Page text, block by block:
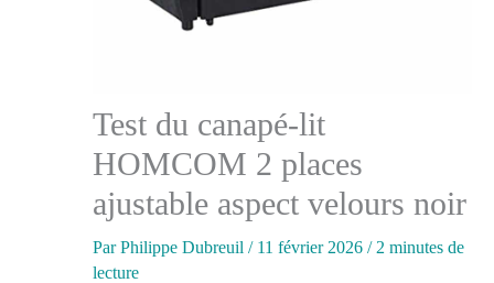
Test du canapé-lit
HOMCOM 2 places
ajustable aspect velours noir
ParPhilippe Dubreuil / 11 février 2026 / 2 minutes de
lecture